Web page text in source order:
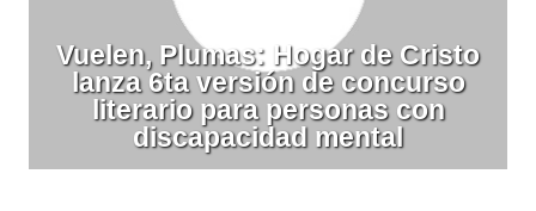
Vuelen, Plumas: Hogar de Cristo
lanza 6ta versión de concurso
literario para personas con
discapacidad mental